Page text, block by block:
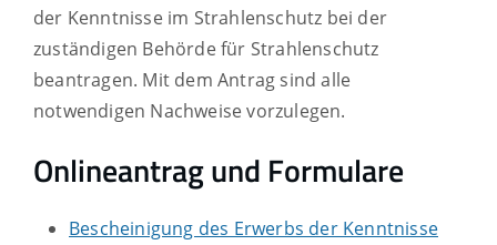
der Kenntnisse im Strahlenschutz bei der
zuständigen Behörde für Strahlenschutz
beantragen. Mit dem Antrag sind alle
notwendigen Nachweise vorzulegen.
Onlineantrag und Formulare
Bescheinigung des Erwerbs der Kenntnisse